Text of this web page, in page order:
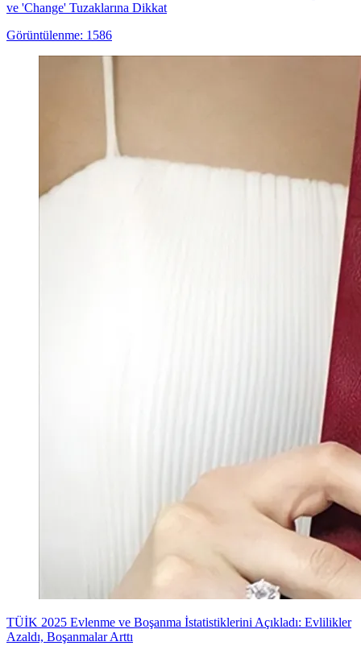
ve 'Change' Tuzaklarına Dikkat
Görüntülenme: 1586
TÜİK 2025 Evlenme ve Boşanma İstatistiklerini Açıkladı: Evlilikler
Azaldı, Boşanmalar Arttı